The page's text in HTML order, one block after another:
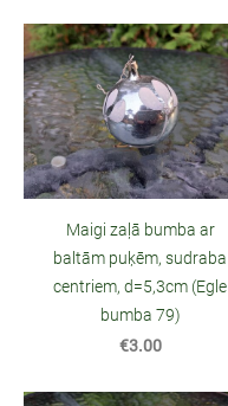
Maigi zaļā bumba ar
baltām puķēm, sudraba
centriem, d=5,3cm (Egle
bumba 79)
€3.00